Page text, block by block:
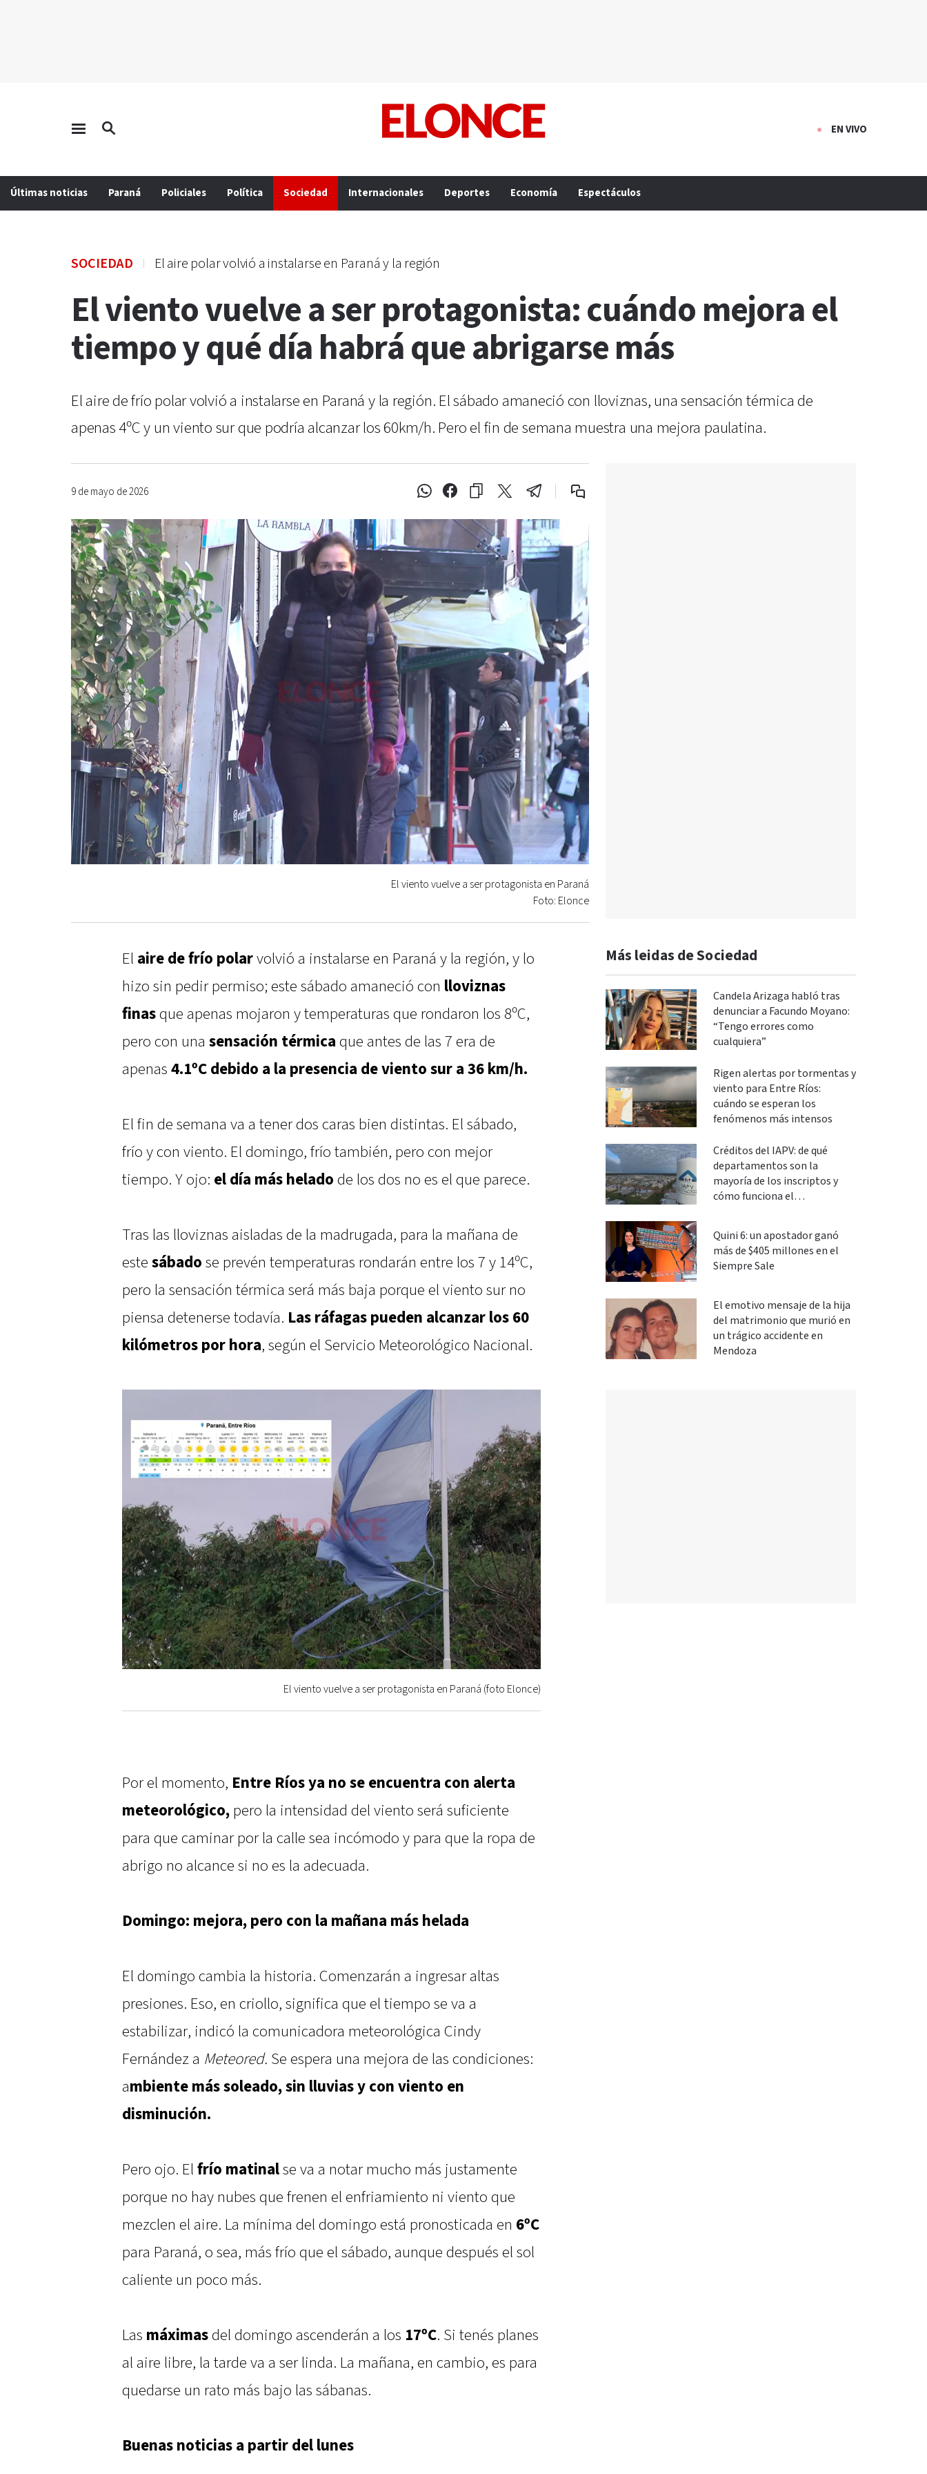
EN VIVO
Últimas noticias Paraná Policiales Política Sociedad Internacionales Deportes Economía Espectáculos
SOCIEDAD El aire polar volvió a instalarse en Paraná y la región
El viento vuelve a ser protagonista: cuándo mejora el
tiempo y qué día habrá que abrigarse más
El aire de frío polar volvió a instalarse en Paraná y la región. El sábado amaneció con lloviznas, una sensación térmica de
apenas 4ºC y un viento sur que podría alcanzar los 60km/h. Pero el fin de semana muestra una mejora paulatina.
9 de mayo de 2026
El viento vuelve a ser protagonista en Paraná
Foto: Elonce
El aire de frío polarvolvió a instalarse en Paraná y la región, y lo
hizo sin pedir permiso; este sábado amaneció con lloviznas
finasque apenas mojaron y temperaturas que rondaron los 8ºC,
pero con una sensación térmica que antes de las 7 era de
apenas 4.1ºC debido a la presencia de viento sur a 36 km/h.
El fin de semana va a tener dos caras bien distintas. El sábado,
frío y con viento. El domingo, frío también, pero con mejor
tiempo. Y ojo: el día más helado de los dos no es el que parece.
Tras las lloviznas aisladas de la madrugada, para la mañana de
este sábado se prevén temperaturas rondarán entre los 7 y 14ºC,
pero la sensación térmica será más baja porque el viento sur no
piensa detenerse todavía. Las ráfagas pueden alcanzar los 60
kilómetros por hora, según el Servicio Meteorológico Nacional.
El viento vuelve a ser protagonista en Paraná (foto Elonce)
Por el momento, Entre Ríos ya no se encuentra con alerta
meteorológico, pero la intensidad del viento será suficiente
para que caminar por la calle sea incómodo y para que la ropa de
abrigo no alcance si no es la adecuada.
Domingo: mejora, pero con la mañana más helada
El domingo cambia la historia. Comenzarán a ingresar altas
presiones. Eso, en criollo, significa que el tiempo se va a
estabilizar, indicó la comunicadora meteorológica Cindy
Fernández a Meteored. Se espera una mejora de las condiciones:
ambiente más soleado, sin lluvias y con viento en
disminución.
Pero ojo. El frío matinalse va a notar mucho más justamente
porque no hay nubes que frenen el enfriamiento ni viento que
mezclen el aire. La mínima del domingo está pronosticada en 6ºC
para Paraná, o sea, más frío que el sábado, aunque después el sol
caliente un poco más.
Las máximasdel domingo ascenderán a los 17ºC. Si tenés planes
al aire libre, la tarde va a ser linda. La mañana, en cambio, es para
quedarse un rato más bajo las sábanas.
Buenas noticias a partir del lunes
Más leidas de Sociedad
Candela Arizaga habló tras
denunciar a Facundo Moyano:
“Tengo errores como
cualquiera”
Rigen alertas por tormentas y
viento para Entre Ríos:
cuándo se esperan los
fenómenos más intensos
Créditos del IAPV: de qué
departamentos son la
mayoría de los inscriptos y
cómo funciona el
Quini 6: un apostador ganó
más de $405 millones en el
Siempre Sale
El emotivo mensaje de la hija
del matrimonio que murió en
un trágico accidente en
Mendoza